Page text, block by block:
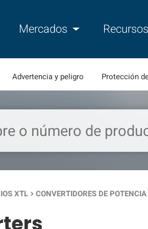
Mercados Recursos
Advertencia y peligro Protección
XTL keyboard_arrow_right CONVERTIDORES DE POTENCIA